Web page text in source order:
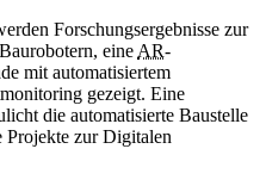
Forschungsergebnisse zur
eine AR-
mit automatisiertem
gezeigt. Eine
die automatisierte Baustelle
Projekte zur Digitalen